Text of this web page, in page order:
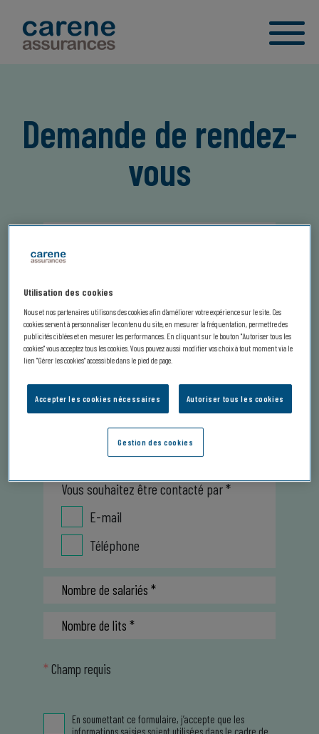
Demande de rendez-
vous
Vous souhaitez être contacté par *
E-mail
Téléphone
* Champ requis
En soumettant ce formulaire, j’accepte que les
informations saisies soient utilisées dans le cadre de
Utilisation des cookies
Nous et nos partenaires utilisons des cookies afin d’améliorer votre expérience sur le site. Ces
cookies servent à personnaliser le contenu du site, en mesurer la fréquentation, permettre des
publicités ciblées et en mesurer les performances. En cliquant sur le bouton "Autoriser tous les
cookies" vous acceptez tous les cookies. Vous pouvez aussi modifier vos choix à tout moment via le
lien "Gérer les cookies" accessible dans le pied de page.
Accepter les cookies nécessaires Autoriser tous les cookies
Gestion des cookies